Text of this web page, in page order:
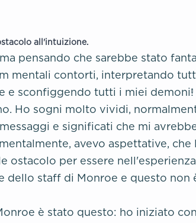
all'intuizione.
pensando che sarebbe stato
mentali contorti, interpretando
e sconfiggendo tutti i miei demoni!
Ho sogni molto vividi,
e significati che mi
avevo aspettative, che
ostacolo per essere
dello staff di Monroe e questo non
è stato questo: ho iniziato